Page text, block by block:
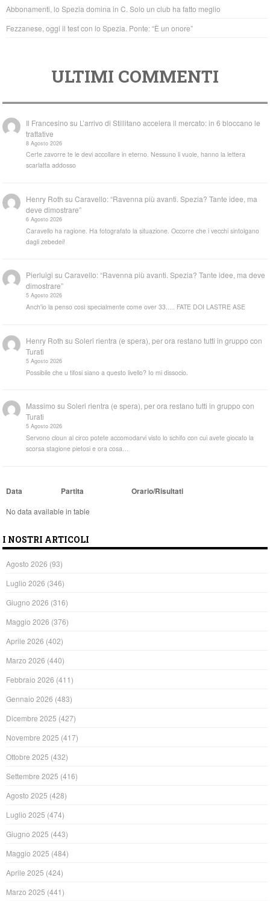
Abbonamenti, lo Spezia domina in C. Solo un club ha fatto meglio
Fezzanese, oggi il test con lo Spezia. Ponte: “È un onore”
ULTIMI COMMENTI
Il Francesino su L’arrivo di Stillitano accelera il mercato: in 6 bloccano le
trattative
8 Agosto 2026
Certe zavorre te le devi accollare in eterno. Nessuno li vuole, hanno la lettera
scarlatta addosso
Henry Roth suCaravello: “Ravenna più avanti. Spezia? Tante idee, ma
deve dimostrare”
6 Agosto 2026
Caravello ha ragione. Ha fotografato la situazione. Occorre che i vecchi sintolgano
dagli zebedei!
Pierluigi suCaravello: “Ravenna più avanti. Spezia? Tante idee, ma deve
dimostrare”
5 Agosto 2026
Anch'io la penso così specialmente come over 33..... FATE DOI LASTRE ASE
Henry Roth suSoleri rientra (e spera), per ora restano tutti in gruppo con
Turati
5 Agosto 2026
Possibile che u tifosi siano a questo livello? Io mi dissocio.
Massimo suSoleri rientra (e spera), per ora restano tutti in gruppo con
Turati
5 Agosto 2026
Servono cloun al circo potete accomodarvi visto lo schifo con cui avete giocato la
scorsa stagione pietosi e ora cosa…
Data Partita Orario/Risultati
No data available in table
I NOSTRI ARTICOLI
Agosto 2026 (93)
Luglio 2026 (346)
Giugno 2026 (316)
Maggio 2026 (376)
Aprile 2026 (402)
Marzo 2026 (440)
Febbraio 2026 (411)
Gennaio 2026 (483)
Dicembre 2025 (427)
Novembre 2025 (417)
Ottobre 2025 (432)
Settembre 2025 (416)
Agosto 2025 (428)
Luglio 2025 (474)
Giugno 2025 (443)
Maggio 2025 (484)
Aprile 2025 (424)
Marzo 2025 (441)